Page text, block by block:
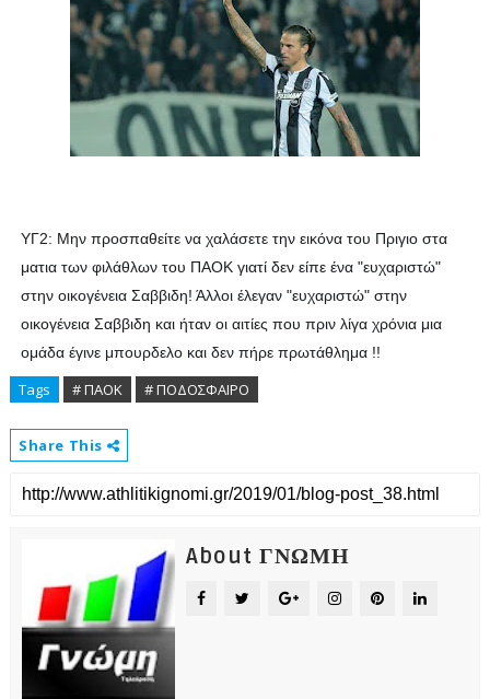
ΥΓ2: Μην προσπαθείτε να χαλάσετε την εικόνα του Πριγιο στα
ματια των φιλάθλων του ΠΑΟΚ γιατί δεν είπε ένα "ευχαριστώ"
στην οικογένεια Σαββιδη! Άλλοι έλεγαν "ευχαριστώ" στην
οικογένεια Σαββιδη και ήταν οι αιτίες που πριν λίγα χρόνια μια
ομάδα έγινε μπουρδελο και δεν πήρε πρωτάθλημα !!
Tags # ΠΑΟΚ # ΠΟΔΟΣΦΑΙΡΟ
Share This
About ΓΝΩΜΗ